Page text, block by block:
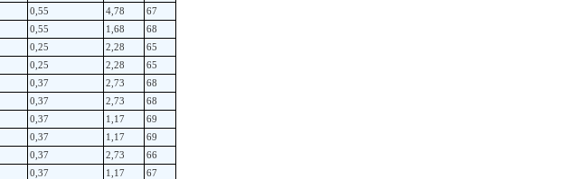
0,55 4,78
67
0,55 1,68
68
0,25 2,28
65
0,25 2,28
65
0,37 2,73
68
0,37 2,73
68
0,37 1,17
69
0,37 1,17
69
0,37 2,73
66
0,37 1,17
67